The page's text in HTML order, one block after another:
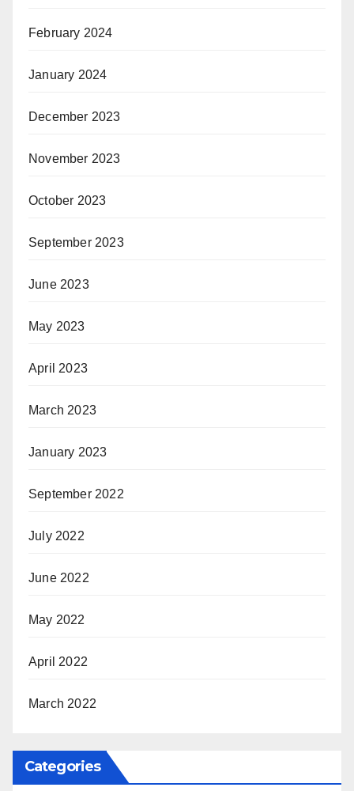
February 2024
January 2024
December 2023
November 2023
October 2023
September 2023
June 2023
May 2023
April 2023
March 2023
January 2023
September 2022
July 2022
June 2022
May 2022
April 2022
March 2022
Categories